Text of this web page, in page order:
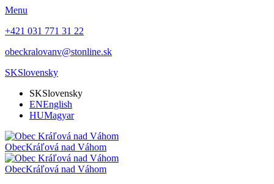
Menu
+421 031 771 31 22
obeckralovanv@stonline.sk
SKSlovensky
SKSlovensky
ENEnglish
HUMagyar
ObecKráľová nad Váhom
ObecKráľová nad Váhom